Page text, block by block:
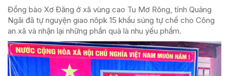
Đồng bào Xơ Đăng ở xã vùng cao Tu Mơ Rông, tỉnh Quảng
Ngãi đã tự nguyện giao nôpk 15 khẩu súng tự chế cho Công
an xã và nhận lại những phần quà là nhu yếu phẩm.